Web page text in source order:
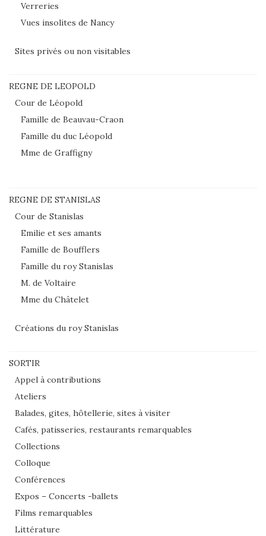
Verreries
Vues insolites de Nancy
Sites privés ou non visitables
REGNE DE LEOPOLD
Cour de Léopold
Famille de Beauvau-Craon
Famille du duc Léopold
Mme de Graffigny
REGNE DE STANISLAS
Cour de Stanislas
Emilie et ses amants
Famille de Boufflers
Famille du roy Stanislas
M. de Voltaire
Mme du Châtelet
Créations du roy Stanislas
SORTIR
Appel à contributions
Ateliers
Balades, gites, hôtellerie, sites à visiter
Cafés, patisseries, restaurants remarquables
Collections
Colloque
Conférences
Expos – Concerts -ballets
Films remarquables
Littérature